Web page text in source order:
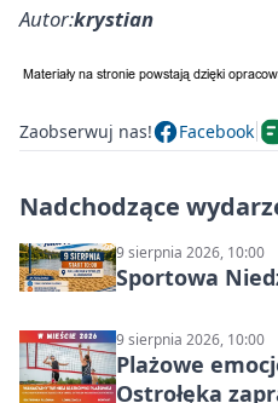
Autor:krystian
Zaobserwuj nas! Facebook
Nadchodzące
9 sierpnia 2026, 10:00
Sportowa
9 sierpnia 2026, 10:00
Plażowe
Ostrołęka